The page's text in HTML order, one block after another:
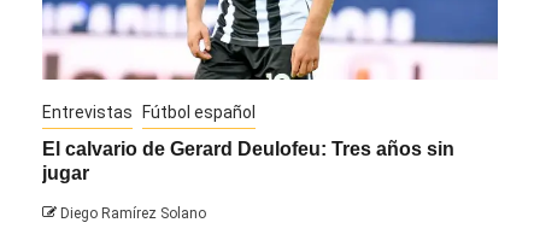
Entrevistas Fútbol español
El calvario de Gerard Deulofeu: Tres años sin
jugar
Diego Ramírez Solano